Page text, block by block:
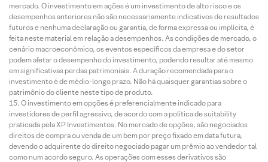
mercado. O investimento em ações é um investimento de alto risco e os
desempenhos anteriores não são necessariamente indicativos de resultados
futuros e nenhuma declaração ou garantia, de forma expressa ou implícita, é
feita neste material em relação a desempenhos. As condições de mercado, o
cenário macroeconômico, os eventos específicos da empresa e do setor
podem afetar o desempenho do investimento, podendo resultar até mesmo
em significativas perdas patrimoniais. A duração recomendada para o
investimento é de médio-longo prazo. Não há quaisquer garantias sobre o
patrimônio do cliente neste tipo de produto.
O investimento em opções é preferencialmente indicado para
investidores de perfil agressivo, de acordo com a política de suitability
praticada pela XP Investimentos. No mercado de opções, são negociados
direitos de compra ou venda de um bem por preço fixado em data futura,
devendo o adquirente do direito negociado pagar um prêmio ao vendedor tal
como num acordo seguro. As operações com esses derivativos são